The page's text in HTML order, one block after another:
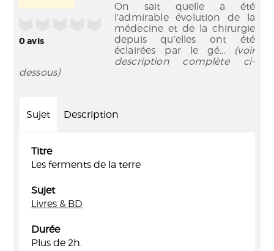
0avis
On sait quelle a été
l’admirable évolution de la
médecine et de la chirurgie
depuis qu’elles ont été
éclairées par le gé... (voir
description complète ci-
dessous)
Sujet Description
Titre
Les ferments de la terre
Sujet
Livres & BD
Durée
Plus de 2h.